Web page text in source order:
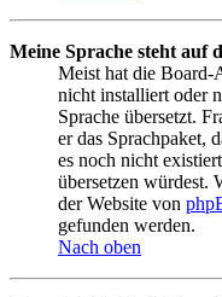
Meine Sprache steht auf
Meist hat die Board-
nicht installiert oder
Sprache übersetzt.
er das Sprachpaket,
es noch nicht
übersetzen würdest.
der Website von
gefunden werden.
Nach oben